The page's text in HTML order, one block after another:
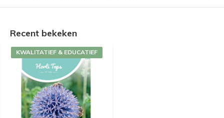
Recent bekeken
KWALITATIEF & EDUCATIEF